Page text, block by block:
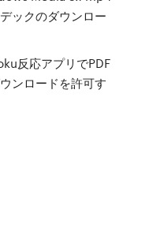
ックのダウンロー
反応アプリでPDF
ンロードを許可す